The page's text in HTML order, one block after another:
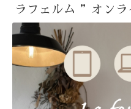
ラフェルム ”オン